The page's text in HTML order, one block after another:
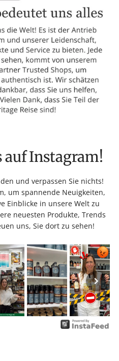
auf Instagram!
und verpassen Sie nichts!
um spannende Neuigkeiten,
Einblicke in unsere Welt zu
neuesten Produkte, Trends
uns, Sie dort zu sehen!